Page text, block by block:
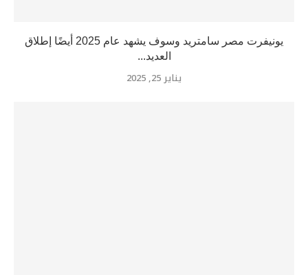
يونيفرت مصر سامتريد وسوف يشهد عام 2025 أيضًا إطلاق
العديد...
يناير 25, 2025